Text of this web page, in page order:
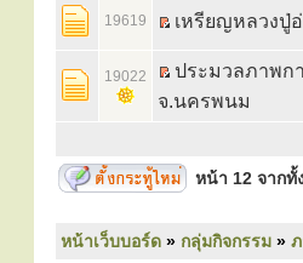
19619 เหรียญหลวงปู่
19022
ประมวลภาพก
จ.นครพนม
หน้า 12 จากทั้
หน้าเว็บบอร์ด » กลุ่มกิจกรรม »